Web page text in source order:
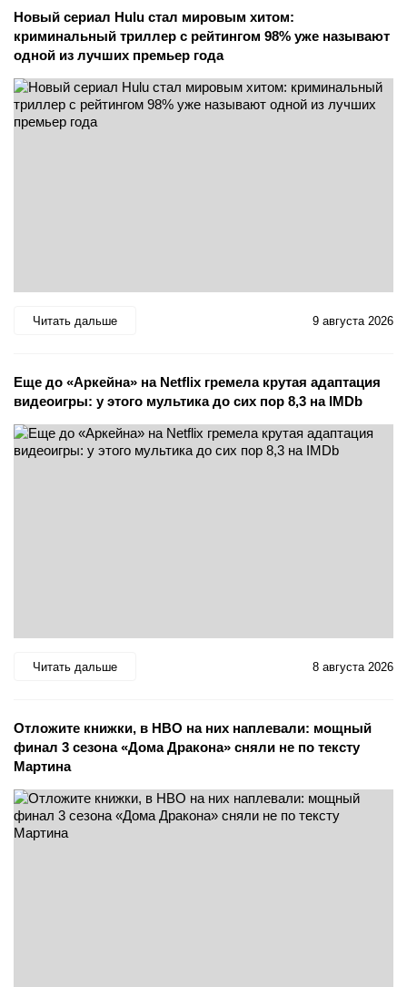
Новый сериал Hulu стал мировым хитом:
криминальный триллер с рейтингом 98% уже называют
одной из лучших премьер года
Читать дальше 9 августа 2026
Еще до «Аркейна» на Netflix гремела крутая адаптация
видеоигры: у этого мультика до сих пор 8,3 на IMDb
Читать дальше 8 августа 2026
Отложите книжки, в HBO на них наплевали: мощный
финал 3 сезона «Дома Дракона» сняли не по тексту
Мартина